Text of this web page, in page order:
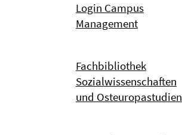
Login Campus
Management
Fachbibliothek
Sozialwissenschaften
und Osteuropastudien